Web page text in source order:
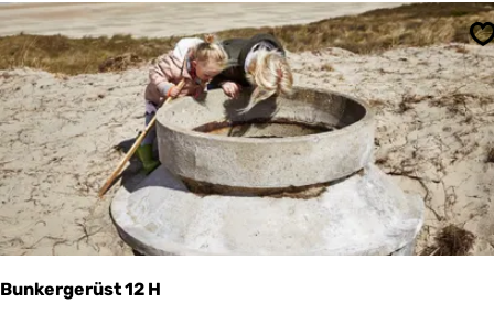
-
u
n
d
S
t
r
a
n
d
r
ä
u
b
e
Bunkergerüst 12 H